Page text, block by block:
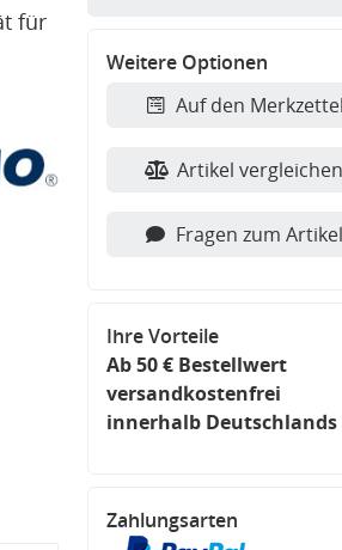
für
Weitere Optionen
Auf den Merkzettel
Artikel vergleichen
Fragen zum Artikel
Ihre Vorteile
Ab 50 € Bestellwert
versandkostenfrei
innerhalb Deutschlands
Zahlungsarten